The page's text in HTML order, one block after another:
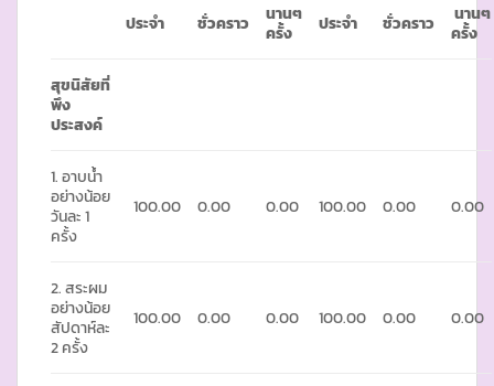
ประจำ ชั่วคราว
นานๆ
ครั้ง
ประจำ ชั่วคราว
นานๆ
ครั้ง
สุขนิสัยที่
พึง
ประสงค์
1. อาบน้ำ
อย่างน้อย
วันละ 1
ครั้ง
100.00 0.00 0.00 100.00 0.00 0.00
2. สระผม
อย่างน้อย
สัปดาห์ละ
2 ครั้ง
100.00 0.00 0.00 100.00 0.00 0.00